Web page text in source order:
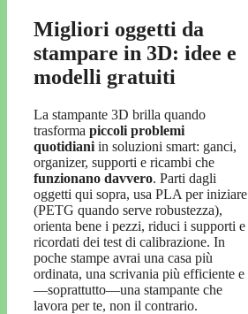
Migliori oggetti da
stampare in 3D: idee e
modelli gratuiti
La stampante 3D brilla quando
trasforma piccoli problemi
quotidiani in soluzioni smart: ganci,
organizer, supporti e ricambi che
funzionano davvero. Parti dagli
oggetti qui sopra, usa PLA per iniziare
(PETG quando serve robustezza),
orienta bene i pezzi, riduci i supporti e
ricordati dei test di calibrazione. In
poche stampe avrai una casa più
ordinata, una scrivania più efficiente e
—soprattutto—una stampante che
lavora per te, non il contrario.